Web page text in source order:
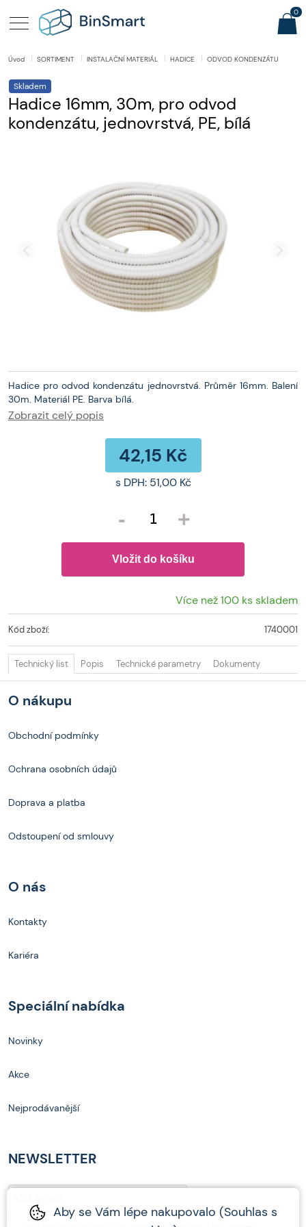
Úvod SORTIMENT INSTALAČNÍ MATERIÁL HADICE ODVOD KONDENZÁTU
Skladem
Hadice 16mm, 30m, pro odvod
kondenzátu, jednovrstvá, PE, bílá
Hadice pro odvod kondenzátu jednovrstvá. Průměr 16mm. Balení
30m. Materiál PE. Barva bílá.
Zobrazit celý popis
42,15 Kč
s DPH: 51,00 Kč
- +
Více než 100 ks skladem
Kód zboží: 1740001
Technický list Popis Technické parametry Dokumenty
0
O nákupu
Obchodní podmínky
Ochrana osobních údajů
Doprava a platba
Odstoupení od smlouvy
O nás
Kontakty
Kariéra
Speciální nabídka
Novinky
Akce
Nejprodávanější
NEWSLETTER
Aby se Vám lépe nakupovalo (Souhlas s